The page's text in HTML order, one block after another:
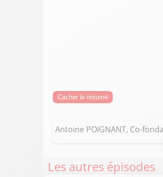
Cacher le résumé
Antoine POIGNANT, Co-
Les autres épisodes